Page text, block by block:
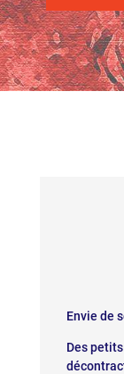
Envie de
Des